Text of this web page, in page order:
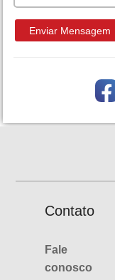
Contato
Fale
conosco